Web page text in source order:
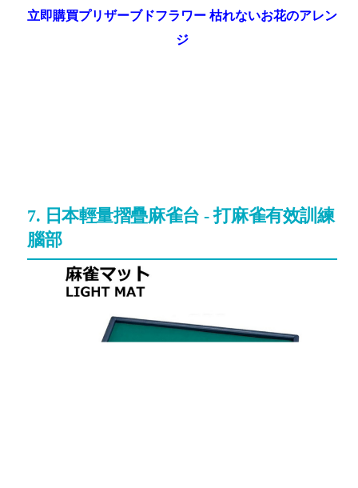
立即購買プリザーブドフラワー 枯れないお花のアレン
ジ
7. 日本輕量摺疊麻雀台 - 打麻雀有效訓練
腦部